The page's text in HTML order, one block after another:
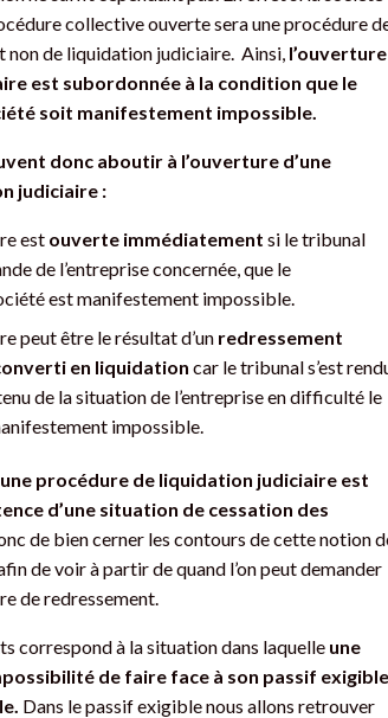
collective ouverte sera une procédure
non de liquidation judiciaire. Ainsi, l’ouverture
est subordonnée à la condition que le
soit manifestement impossible.
donc aboutir à l’ouverture d’une
judiciaire :
est ouverte immédiatement si le tribunal
de l’entreprise concernée, que le
est manifestement impossible.
peut être le résultat d’un redressement
en liquidation car le tribunal s’est
de la situation de l’entreprise en difficulté le
impossible.
procédure de liquidation judiciaire est
d’une situation de cessation des
de bien cerner les contours de cette notion
de voir à partir de quand l’on peut demander
de redressement.
correspond à la situation dans laquelle une
de faire face à son passif
Dans le passif exigible nous allons retrouver